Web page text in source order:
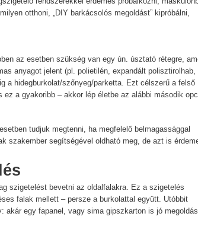
otthoni, „DIY barkácsolós megoldást” kipróbálni,
az esetben szükség van egy ún. úsztató rétegre,
anyagot jelent (pl. polietilén, expandált polisztirolhab,
a hidegburkolat/szőnyeg/parketta. Ezt célszerű a felső
a gyakoribb – akkor lép életbe az alábbi második
tudjuk megtenni, ha megfelelő belmagassággal
szakember segítségével oldható meg, de azt is
szigetelést bevetni az oldalfalakra. Ez a szigetelés
falak mellett – persze a burkolattal együtt. Utóbbit
egy fapanel, vagy sima gipszkarton is jó megoldás